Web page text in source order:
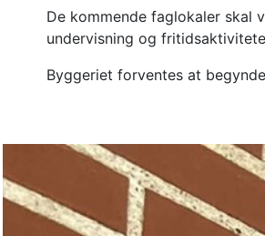
De kommende faglokaler skal
undervisning og
Byggeriet forventes at